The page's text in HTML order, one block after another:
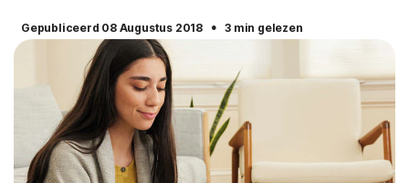
Gepubliceerd 08 Augustus 2018 · 3 min gelezen